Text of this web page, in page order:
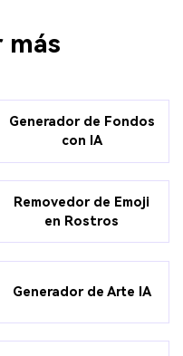
más
Generador de Fondos
con IA
Removedor de Emoji
en Rostros
Generador de Arte IA